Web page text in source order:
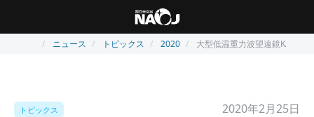
ニュース トピックス 2020 大型低温重力波望遠鏡KAGRA
トピックス 2020年2月25日